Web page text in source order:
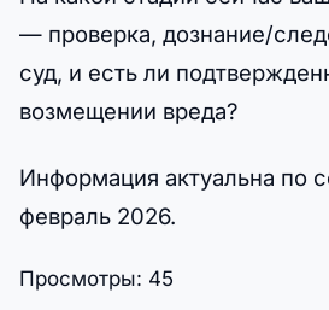
— проверка, дознание/
суд, и есть ли
возмещении вреда?
Информация актуальна по
февраль 2026.
Просмотры: 45